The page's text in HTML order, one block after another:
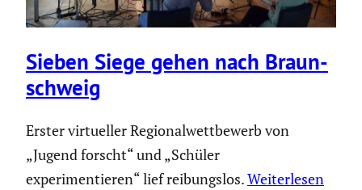
Sieben Siege gehen nach Braun­
schweig
Erster virtueller Regionalwettbewerb von
„Jugend forscht“ und „Schüler
experimentieren“ lief reibungslos.Weiterlesen